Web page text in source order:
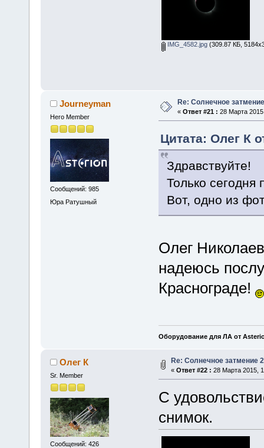
IMG_4582.jpg(309.87 КБ,
Journeyman
Hero Member
Сообщений: 985
Юра Ратушный
Re: Солнечное
« Ответ #21 : 28 Марта
Цитата: Олег К
Здравствуйте!
Только сегодня
Вот, одно из
Олег
надеюсь
Краснограде!
Оборудование для ЛА от
Олег К
Sr. Member
Сообщений: 426
Re: Солнечное затмение
« Ответ #22 : 28 Марта 2015,
С
снимок.